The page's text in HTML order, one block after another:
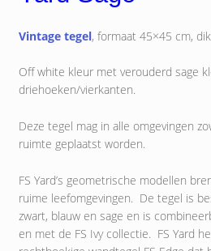
Vintage tegel, formaat 45×45 cm,
Off white kleur met verouderd sage
driehoeken/vierkanten.
Deze tegel mag in alle omgevingen
ruimte geplaatst worden.
FS Yard’s geometrische modellen
ruime leefomgevingen. De tegel is
zwart, blauw en sage en is
en met de FS Ivy collectie. FS Yard